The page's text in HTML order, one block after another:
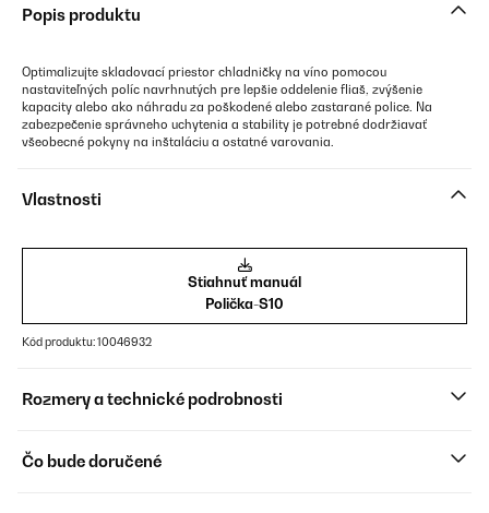
Popis produktu
Optimalizujte skladovací priestor chladničky na víno pomocou
nastaviteľných políc navrhnutých pre lepšie oddelenie fliaš, zvýšenie
kapacity alebo ako náhradu za poškodené alebo zastarané police. Na
zabezpečenie správneho uchytenia a stability je potrebné dodržiavať
všeobecné pokyny na inštaláciu a ostatné varovania.
Vlastnosti
Stiahnuť manuál
Polička-S10
Kód produktu: 10046932
Rozmery a technické podrobnosti
Čo bude doručené